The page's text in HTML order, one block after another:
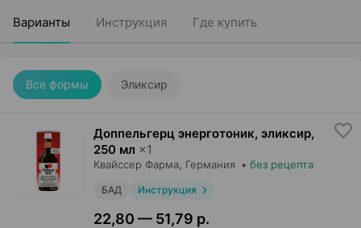
Варианты Инструкция Где купить
Все формы Эликсир
Доппельгерц энерготоник, эликсир,
250 мл ×1
Квайссер Фарма , Германия • без рецепта
БАД Инструкция
22,80 — 51,79 р.